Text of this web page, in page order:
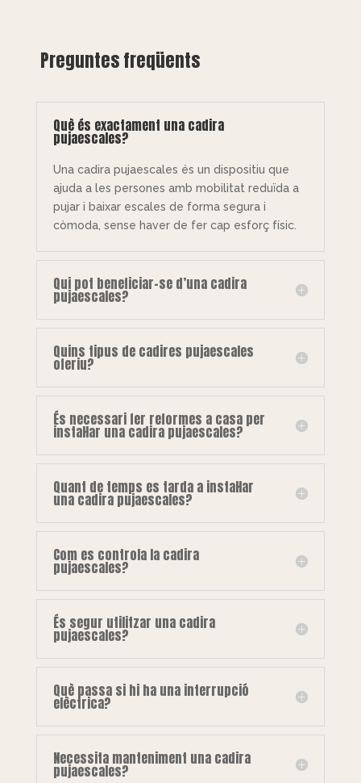
Preguntes freqüents
Què és exactament una cadira
pujaescales?
Una cadira pujaescales és un dispositiu que
ajuda a les persones amb mobilitat reduïda a
pujar i baixar escales de forma segura i
còmoda, sense haver de fer cap esforç físic.
Qui pot beneficiar-se d’una cadira
pujaescales?
Quins tipus de cadires pujaescales
oferiu?
És necessari fer reformes a casa per
instal·lar una cadira pujaescales?
Quant de temps es tarda a instal·lar
una cadira pujaescales?
Com es controla la cadira
pujaescales?
És segur utilitzar una cadira
pujaescales?
Què passa si hi ha una interrupció
elèctrica?
Necessita manteniment una cadira
pujaescales?